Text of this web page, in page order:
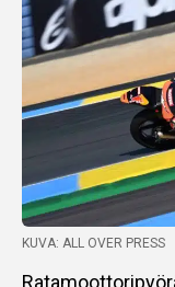
KUVA: ALL OVER PRESS